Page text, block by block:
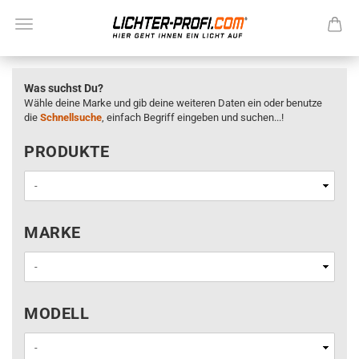
Was suchst Du?
Wähle deine Marke und gib deine weiteren Daten ein oder benutze
die Schnellsuche, einfach Begriff eingeben und suchen...!
PRODUKTE
PRODUKTE
MARKE
MARKE
MODELL
MODELL